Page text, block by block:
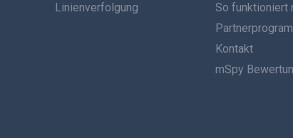
Linienverfolgung
So funktioniert
Kontakt
mSpy